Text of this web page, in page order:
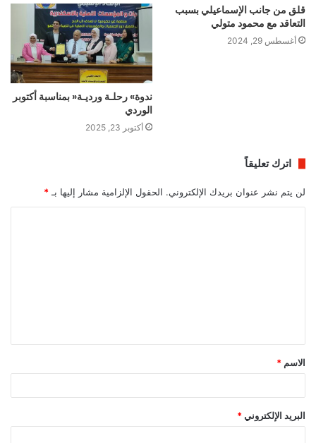
قلق من جانب الإسماعيلي بسبب
التعاقد مع محمود متولي
أغسطس 29, 2024
ندوة» رحلـة ورديـة« بمناسبة أكتوبر
الوردي
أكتوبر 23, 2025
اترك تعليقاً
لن يتم نشر عنوان بريدك الإلكتروني. الحقول الإلزامية مشار إليها بـ *
ق
*
الاسم *
البريد الإلكتروني *